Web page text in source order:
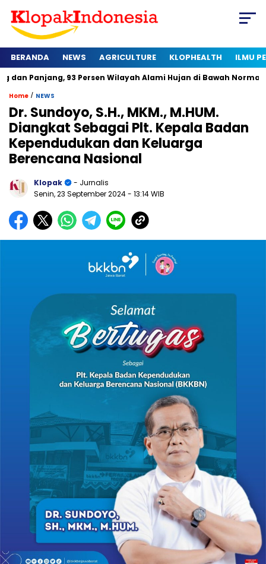
BERANDA NEWS AGRICULTURE KLOPHEALTH ILMU
93 Persen Wilayah Alami Hujan di Bawah Normal
Home / NEWS
Dr. Sundoyo, S.H., MKM., M.HUM.
Diangkat Sebagai Plt. Kepala Badan
Kependudukan dan Keluarga
Berencana Nasional
Klopak
- Jurnalis
Senin, 23 September 2024- 13:14 WIB